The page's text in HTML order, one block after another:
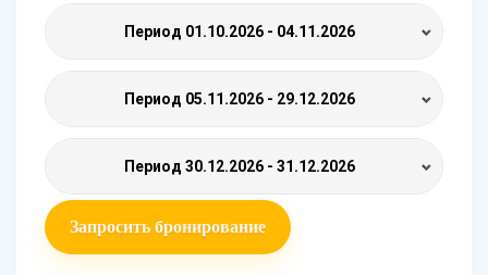
Период 01.10.2026 - 04.11.2026
Период 05.11.2026 - 29.12.2026
Период 30.12.2026 - 31.12.2026
Запросить бронирование